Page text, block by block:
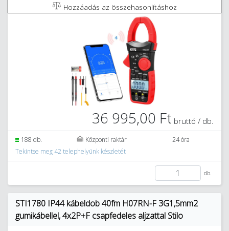
Hozzáadás az összehasonlításhoz
36 995,00 Ft bruttó / db.
188 db. Központi raktár
24 óra
Tekintse meg 42 telephelyünk készletét
db.
STI1780 IP44 kábeldob 40fm H07RN-F 3G1,5mm2
gumikábellel, 4x2P+F csapfedeles aljzattal Stilo